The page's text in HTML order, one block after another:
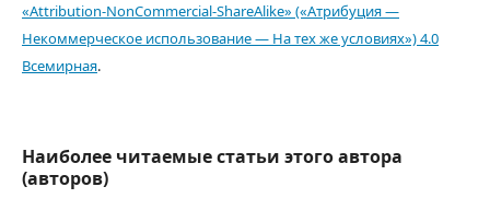
«Attribution-NonCommercial-ShareAlike» («Атрибуция —
Некоммерческое использование — На тех же условиях») 4.0
Всемирная.
Наиболее читаемые статьи этого автора
(авторов)